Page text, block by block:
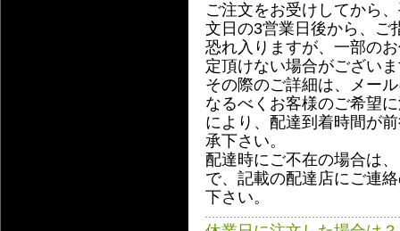
ご注文をお受けしてから
文日の3営業日後から、ご
恐れ入りますが、一部の
定頂けない場合がござい
その際のご詳細は、メー
なるべくお客様のご希望
により、配達到着時間が
承下さい。
配達時にご不在の場合は
で、記載の配達店にご連
下さい。